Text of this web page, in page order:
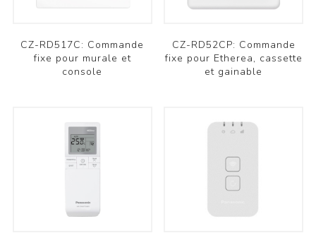
CZ-RD517C: Commande
fixe pour murale et
console
CZ-RD52CP: Commande
fixe pour Etherea, cassette
et gainable